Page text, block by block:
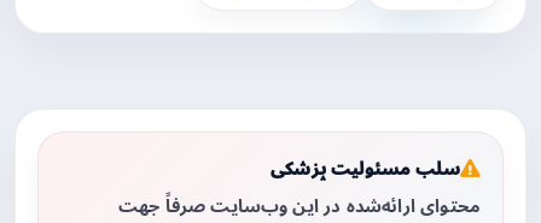
سلب مسئولیت پزشکی
محتوای ارائه‌شده در این وب‌سایت صرفاً جهت